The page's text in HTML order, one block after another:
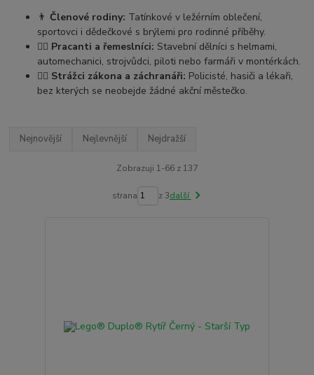
👨 Členové rodiny: Tatínkové v ležérním oblečení,
sportovci i dědečkové s brýlemi pro rodinné příběhy.
👷‍♂️ Pracanti a řemeslníci: Stavební dělníci s helmami,
automechanici, strojvůdci, piloti nebo farmáři v montérkách.
👮‍♂️ Strážci zákona a záchranáři: Policisté, hasiči a lékaři,
bez kterých se neobejde žádné akční městečko.
Nejnovější Nejlevnější Nejdražší
Zobrazuji 1-66 z 137
strana z 3další